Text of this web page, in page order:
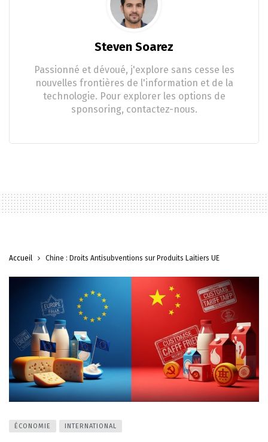
Steven Soarez
Passionné et dévoué, j'explore sans cesse les
nouvelles frontières de l'information et de la
technologie. Pour explorer les options de
sponsoring, contactez-nous.
Accueil Chine : Droits Antisubventions sur Produits Laitiers UE
ÉCONOMIE INTERNATIONAL